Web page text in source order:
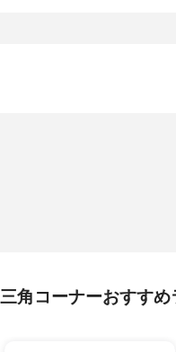
三角コーナーおすす